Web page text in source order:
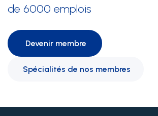
de 6000 emplois
Devenir membre
Spécialités de nos membres